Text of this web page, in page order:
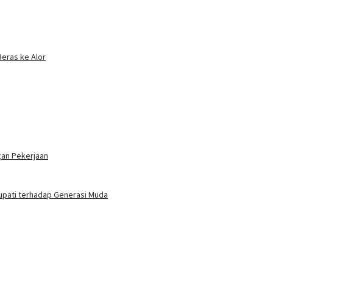
ke Alor
Pekerjaan
terhadap Generasi Muda